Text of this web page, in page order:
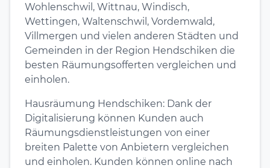
Wohlenschwil, Wittnau, Windisch,
Wettingen, Waltenschwil, Vordemwald,
Villmergen und vielen anderen Städten und
Gemeinden in der Region Hendschiken die
besten Räumungsofferten vergleichen und
einholen.
Hausräumung Hendschiken: Dank der
Digitalisierung können Kunden auch
Räumungsdienstleistungen von einer
breiten Palette von Anbietern vergleichen
und einholen. Kunden können online nach